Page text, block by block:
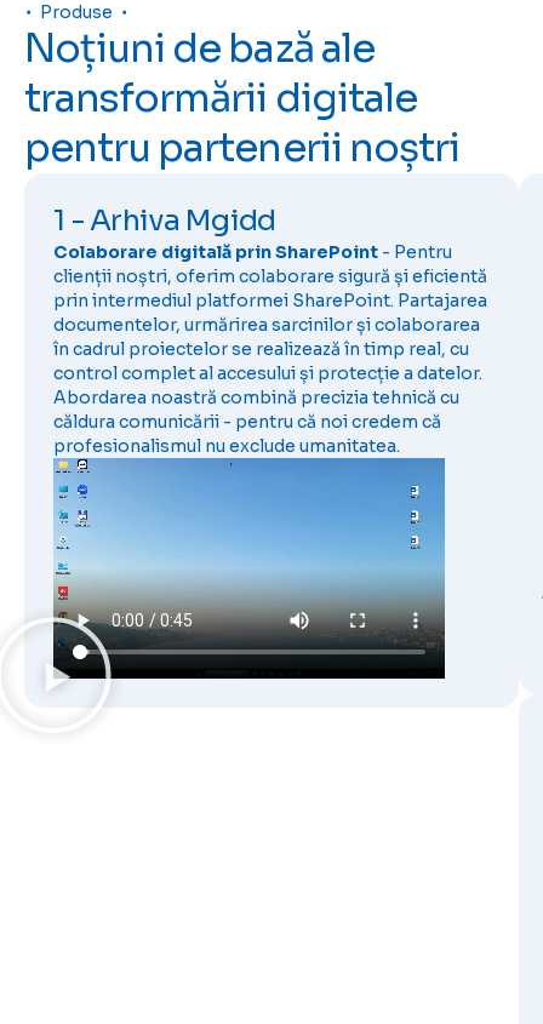
Produse
Noțiuni de bază ale
transformării digitale
pentru partenerii noștri
1 - Arhiva Mgidd
Colaborare digitală prin SharePoint - Pentru
clienții noștri, oferim colaborare sigură și eficientă
prin intermediul platformei SharePoint. Partajarea
documentelor, urmărirea sarcinilor și colaborarea
în cadrul proiectelor se realizează în timp real, cu
control complet al accesului și protecție a datelor.
Abordarea noastră combină precizia tehnică cu
căldura comunicării - pentru că noi credem că
profesionalismul nu exclude umanitatea.